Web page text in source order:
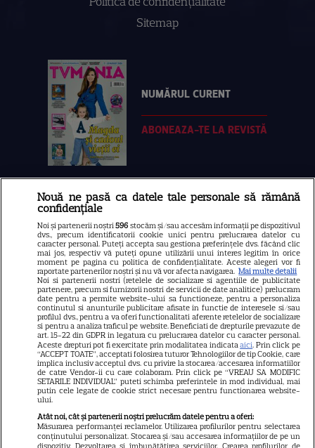
Sitemap
NUMĂRUL CURENT
ABONEAZA-TE LA REVISTĂ
Libertatea
Libertatea pentru femei
GSP
Știri mondene
Avantaje
Elle
Unica
Retete practice
URMĂREȘTE-NE PE
Nouă ne pasă ca datele tale personale să rămână
confidențiale
Noi și partenerii noștri596 stocăm și/sau accesăm informații pe dispozitivul
dvs., precum identificatorii cookie unici pentru prelucrarea datelor cu
caracter personal. Puteți accepta sau gestiona preferințele dvs. făcând clic
mai jos, respectiv vă puteți opune utilizării unui interes legitim în orice
moment pe pagina cu politica de confidențialitate. Aceste alegeri vor fi
raportate partenerilor noștri și nu vă vor afecta navigarea. Mai multe detalii
Noi si partenerii nostri (retelele de socializare si agentiile de publicitate
partenere, precum si furnizorii nostri de servicii de date analitice) prelucram
date pentru a permite website-ului sa functioneze, pentru a personaliza
continutul si anunturile publicitare afisate in functie de interesele si/sau
profilul dvs., pentru a va oferi functionalitati aferente retelelor de socializare
si pentru a analiza traficul pe website. Beneficiati de drepturile prevazute de
art. 15-22 din GDPR in legatura cu prelucrarea datelor cu caracter personal.
Aceste drepturi pot fi exercitate prin modalitatea indicataaici. Prin click pe
“ACCEPT TOATE”, acceptati folosirea tuturor Tehnologiilor de tip Cookie, care
implica inclusiv acceptul dvs. cu privire la stocarea/accesarea informatiilor
de catre Vendor-ii cu care colaboram. Prin click pe “VREAU SA MODIFIC
SETARILE INDIVIDUAL” puteti schimba preferintele in mod individual, mai
putin cele legate de cookie strict necesare pentru functionarea website-
ului.
Atât noi, cât și partenerii noștri prelucrăm datele pentru a oferi:
Măsurarea performanței reclamelor. Utilizarea profilurilor pentru selectarea
conținutului personalizat. Stocarea și/sau accesarea informațiilor de pe un
dispozitiv. Dezvoltarea și îmbunătățirea serviciilor. Crearea profilurilor de